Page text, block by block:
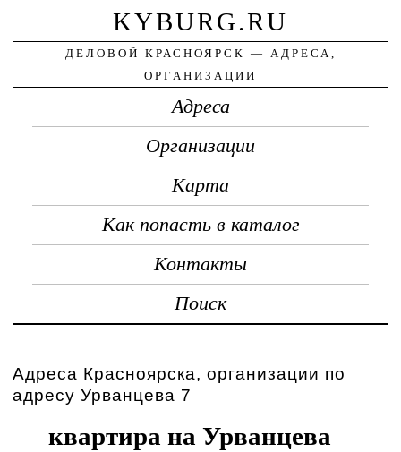
KYBURG.RU
ДЕЛОВОЙ КРАСНОЯРСК — АДРЕСА,
ОРГАНИЗАЦИИ
Адреса
Организации
Карта
Как попасть в каталог
Контакты
Поиск
Адреса Красноярска, организации по
адресу Урванцева 7
квартира на Урванцева